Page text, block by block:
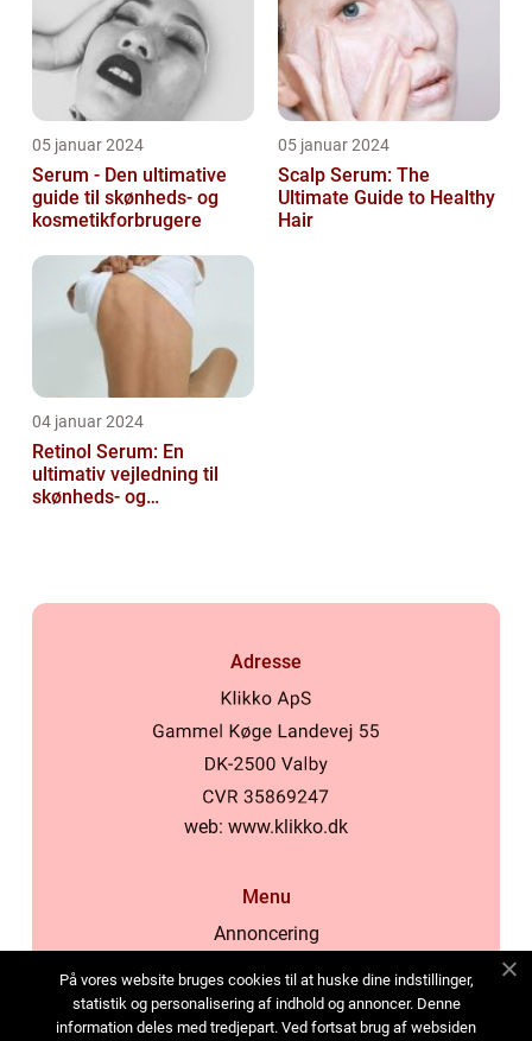
05 januar 2024
Serum - Den ultimative
guide til skønheds- og
kosmetikforbrugere
05 januar 2024
Scalp Serum: The
Ultimate Guide to Healthy
Hair
04 januar 2024
Retinol Serum: En
ultimativ vejledning til
skønheds- og
Adresse
web: www.klikko.dk
Menu
Annoncering
Cookies
Kontakt os
På vores website bruges cookies til at huske dine indstillinger,
statistik og personalisering af indhold og annoncer. Denne
information deles med tredjepart. Ved fortsat brug af websiden